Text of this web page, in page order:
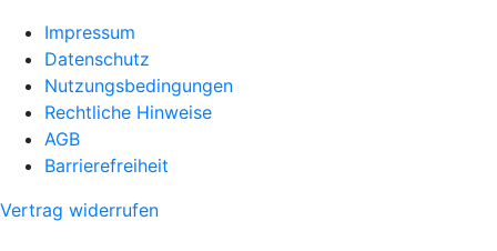
Impressum
Datenschutz
Nutzungsbedingungen
Rechtliche Hinweise
AGB
Barrierefreiheit
Vertrag widerrufen